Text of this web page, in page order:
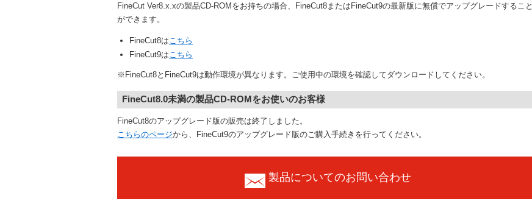
FineCut Ver8.x.xの製品CD-ROMをお持ちの場合、FineCut8またはFineCut9の最新版に無償でアップグレードすること
ができます。
FineCut8はこちら
FineCut9はこちら
※FineCut8とFineCut9は動作環境が異なります。ご使用中の環境を確認してダウンロードしてください。
FineCut8.0未満の製品CD-ROMをお使いのお客様
FineCut8のアップグレード版の販売は終了しました。
こちらのページから、FineCut9のアップグレード版のご購入手続きを行ってください。
製品についてのお問い合わせ